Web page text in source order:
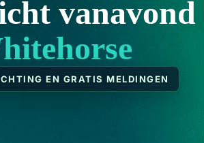
EN GRATIS MELDINGEN